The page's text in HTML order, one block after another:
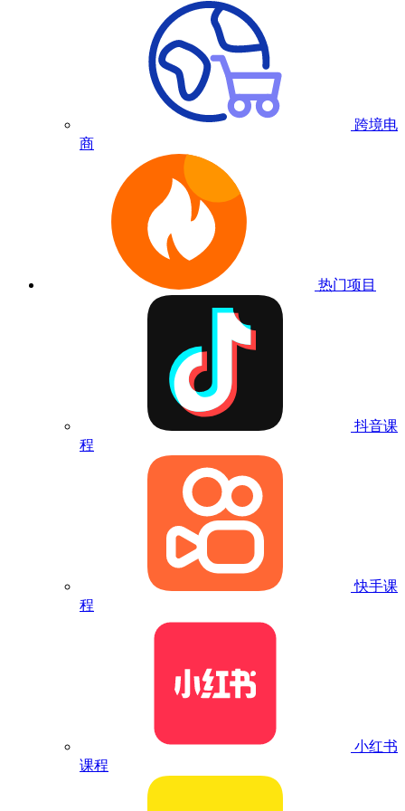
跨境电
商
热门项目
抖音课
程
快手课
程
小红书
课程